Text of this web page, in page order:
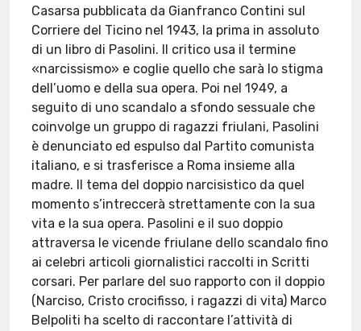
Casarsa pubblicata da Gianfranco Contini sul
Corriere del Ticino nel 1943, la prima in assoluto
di un libro di Pasolini. Il critico usa il termine
«narcissismo» e coglie quello che sarà lo stigma
dell’uomo e della sua opera. Poi nel 1949, a
seguito di uno scandalo a sfondo sessuale che
coinvolge un gruppo di ragazzi friulani, Pasolini
è denunciato ed espulso dal Partito comunista
italiano, e si trasferisce a Roma insieme alla
madre. Il tema del doppio narcisistico da quel
momento s’intreccerà strettamente con la sua
vita e la sua opera. Pasolini e il suo doppio
attraversa le vicende friulane dello scandalo fino
ai celebri articoli giornalistici raccolti in Scritti
corsari. Per parlare del suo rapporto con il doppio
(Narciso, Cristo crocifisso, i ragazzi di vita) Marco
Belpoliti ha scelto di raccontare l’attività di